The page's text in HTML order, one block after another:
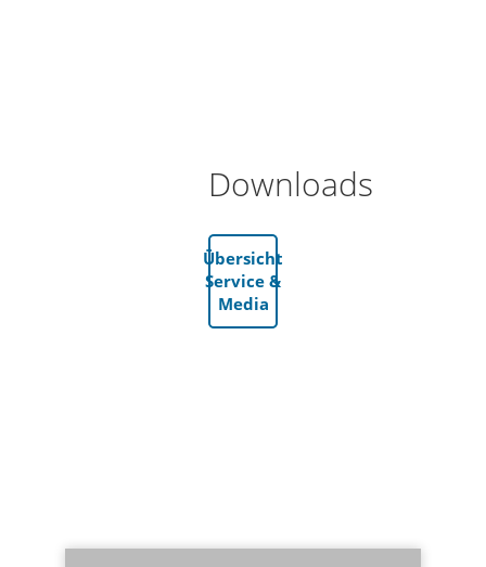
Downloads
Übersicht
Service &
Media